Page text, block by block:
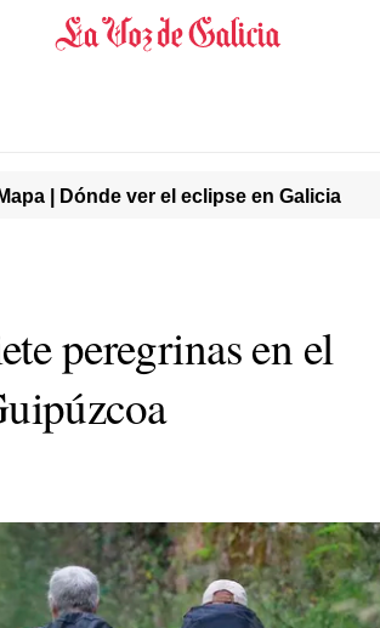
| Dónde ver el eclipse en Galicia
peregrinas en el